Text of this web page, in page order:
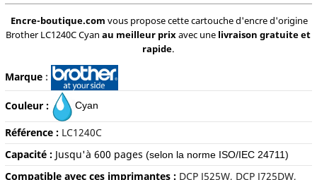
Encre-boutique.com vous propose cette cartouche d'encre d'origine
Brother LC1240C Cyanau meilleur prixavec une livraison gratuite et
rapide.
Marque:
Couleur : Cyan
Référence : LC1240C
Capacité : Jusqu'à 600 pages (selon la norme ISO/IEC 24711)
Compatible avec ces imprimantes : DCP J525W, DCP J725DW,